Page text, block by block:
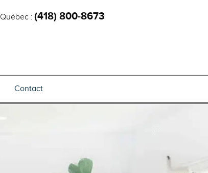
Québec : (418) 800-8673
Contact